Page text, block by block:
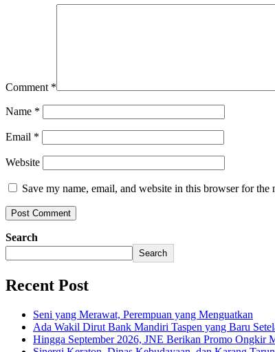
Comment *
Name *
Email *
Website
Save my name, email, and website in this browser for the
Search
Search
Recent Post
Seni yang Merawat, Perempuan yang Menguatkan
Ada Wakil Dirut Bank Mandiri Taspen yang Baru
Hingga September 2026, JNE Berikan Promo Ongkir